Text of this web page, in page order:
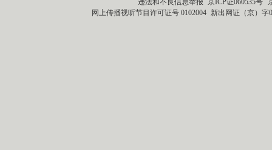
违法和不良信息举报 京ICP证060535号
网上传播视听节目许可证号 0102004 新出网证（京）